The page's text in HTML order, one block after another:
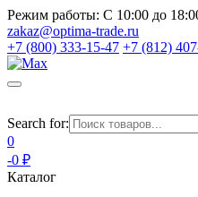
Режим работы: С 10:00 до
zakaz@optima-trade.ru
+7 (800) 333-15-47 +7 (812)
Search for:
0
-0 ₽
Каталог